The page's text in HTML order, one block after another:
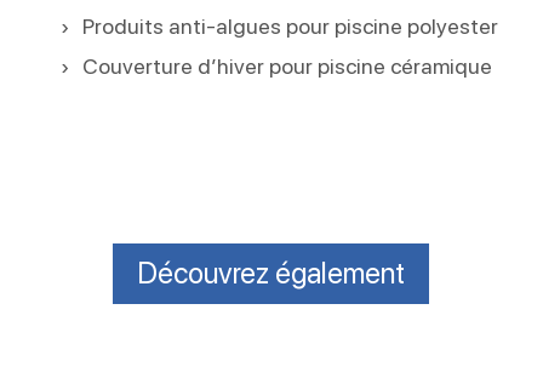
Produits anti-algues pour piscine polyester
Couverture d’hiver pour piscine céramique
Découvrez également